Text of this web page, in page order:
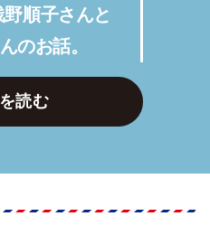
順子さんと
のお話。
読む